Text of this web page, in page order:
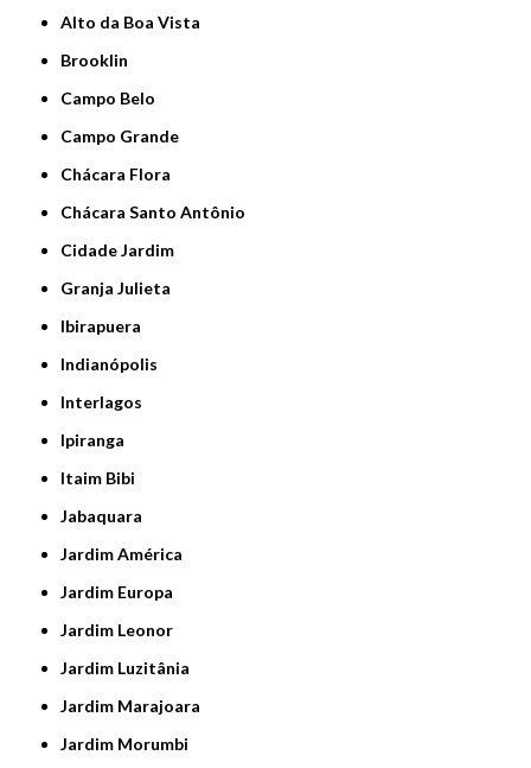
Alto da Boa Vista
Brooklin
Campo Belo
Campo Grande
Chácara Flora
Chácara Santo Antônio
Cidade Jardim
Granja Julieta
Ibirapuera
Indianópolis
Interlagos
Ipiranga
Itaim Bibi
Jabaquara
Jardim América
Jardim Europa
Jardim Leonor
Jardim Luzitânia
Jardim Marajoara
Jardim Morumbi